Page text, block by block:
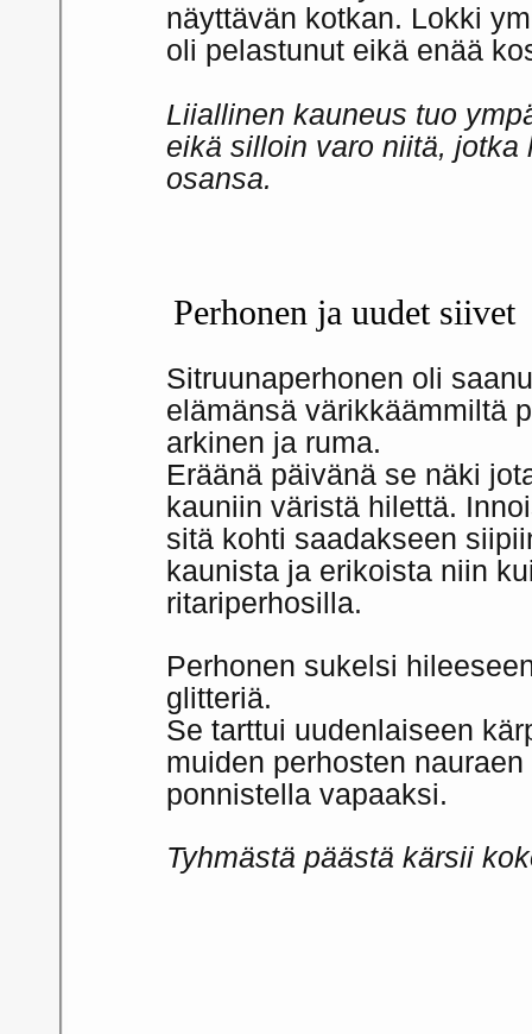
näyttävän kotkan. Lokki
oli pelastunut eikä enää
Liiallinen kauneus tuo
eikä silloin varo niitä, jotka
osansa.
Perhonen ja uudet siivet
Sitruunaperhonen oli
elämänsä värikkäämmiltä
arkinen ja ruma.
Eräänä päivänä se näki
kauniin väristä hilettä.
sitä kohti saadakseen
kaunista ja erikoista niin
ritariperhosilla.
Perhonen sukelsi
glitteriä.
Se tarttui uudenlaiseen
muiden perhosten
ponnistella vapaaksi.
Tyhmästä päästä kärsii